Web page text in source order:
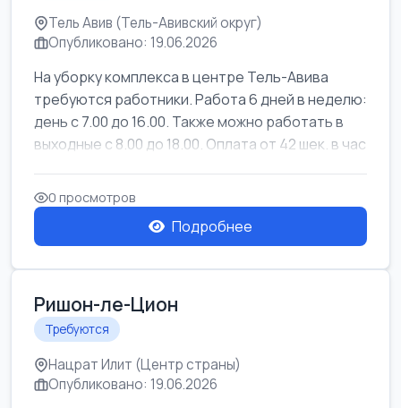
Тель Авив (Тель-Авивский округ)
Опубликовано: 19.06.2026
На уборку комплекса в центре Тель-Авива
требуются работники. Работа 6 дней в неделю:
день с 7.00 до 16.00. Также можно работать в
выходные с 8.00 до 18.00. Оплата от 42 шек. в час
0 просмотров
Подробнее
Ришон-ле-Цион
Требуются
Нацрат Илит (Центр страны)
Опубликовано: 19.06.2026